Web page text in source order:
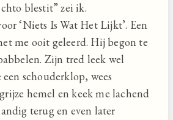
blestit” zei ik.
‘Niets Is Wat Het Lijkt’. Een
me ooit geleerd. Hij begon te
Zijn tred leek wel
schouderklop, wees
hemel en keek me lachend
terug en even later